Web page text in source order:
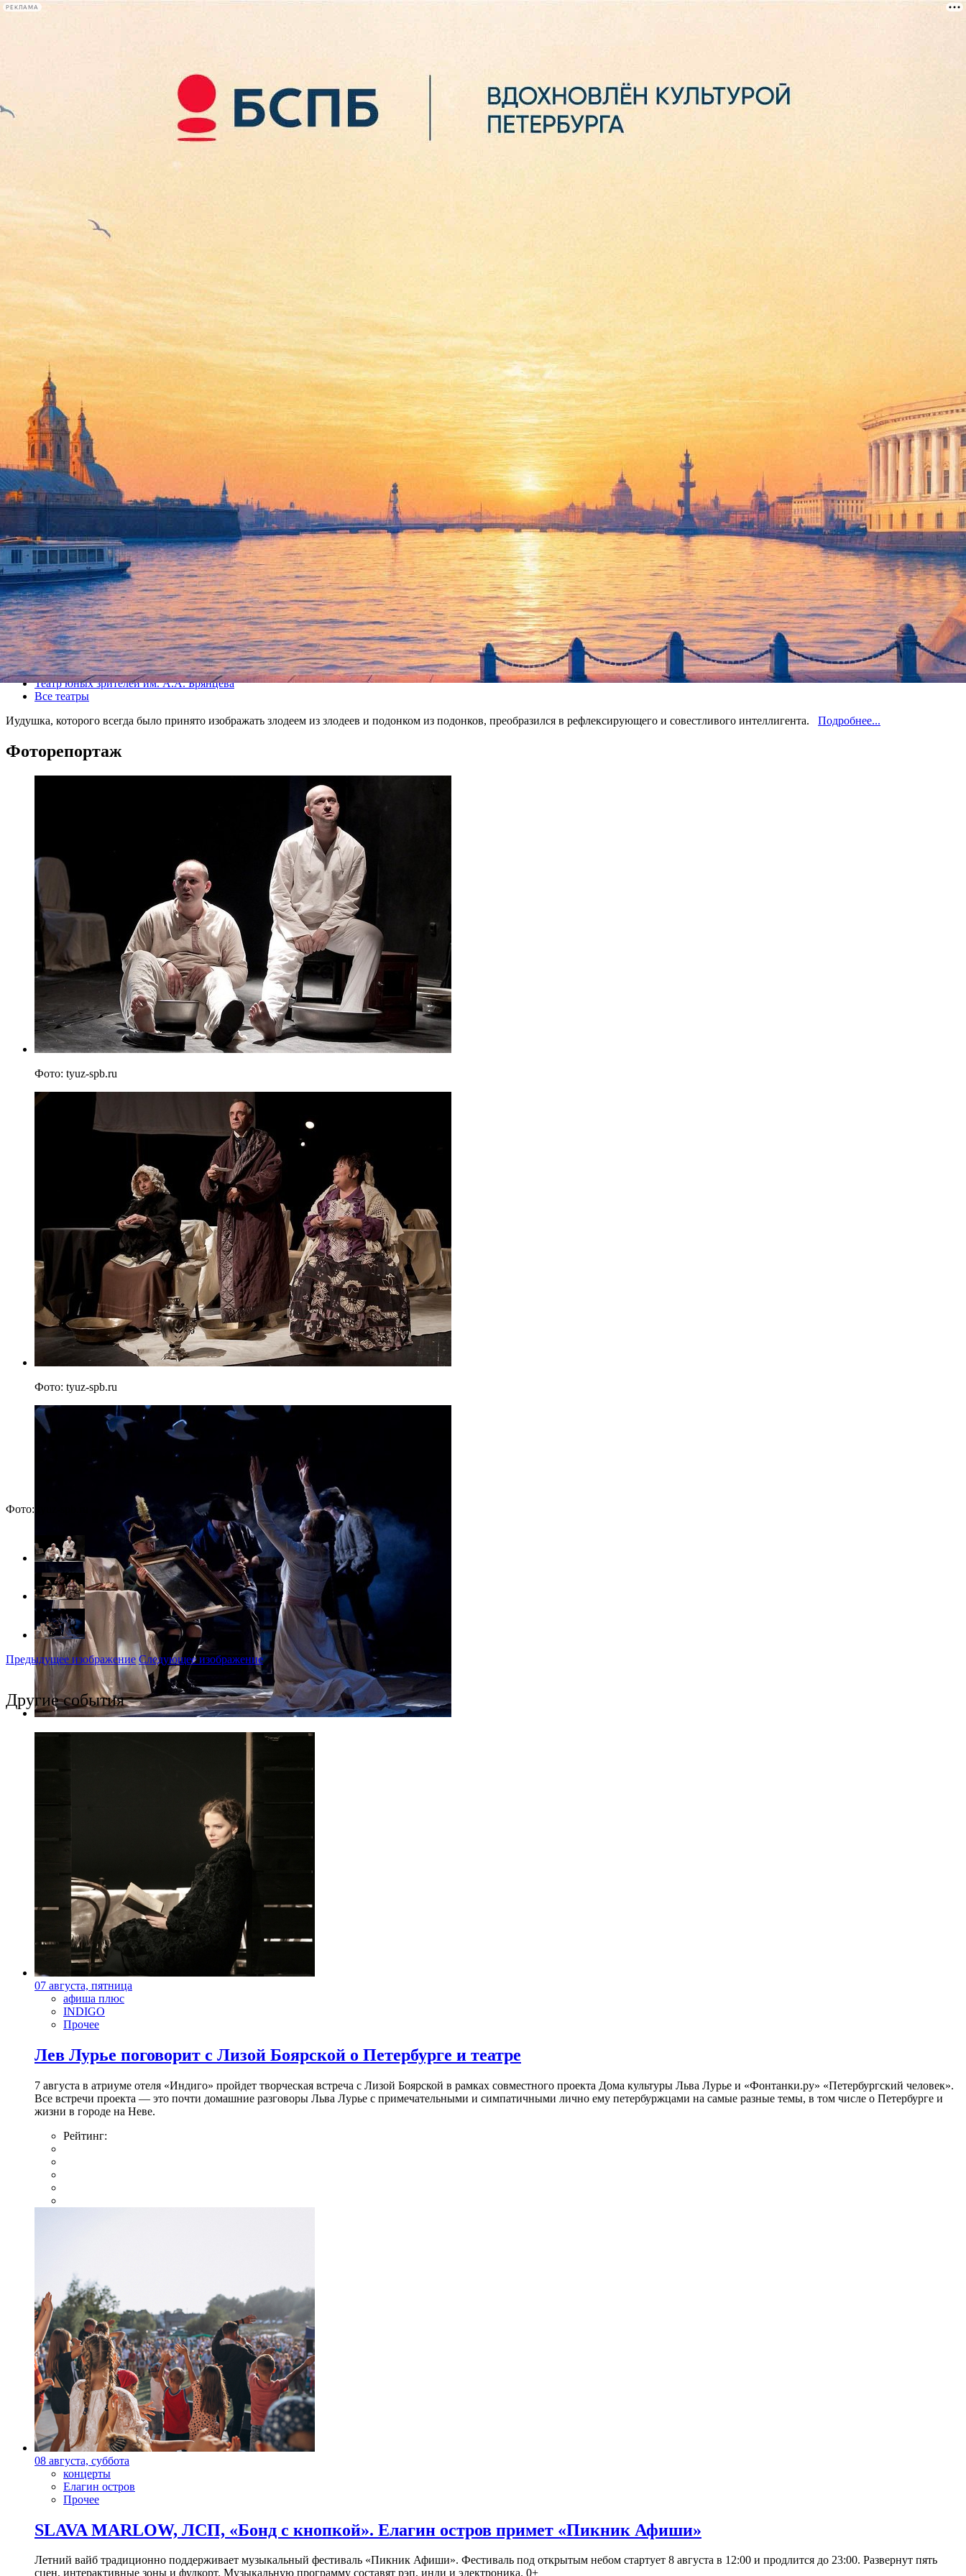
РЕКЛАМА
лекции
книги
Иудушка из Головлева
19 июня 2012, вторник,19.00
Версия для печати
Все спектакли
Театр юных зрителей им. А.А. Брянцева
Все театры
Иудушка, которого всегда было принято изображать злодеем из злодеев и подонком из подонков, преобразился в рефлексирующего и совестливого интеллигента. Подробнее...
Фоторепортаж
Фото: tyuz-spb.ru
Фото: tyuz-spb.ru
Фото: tyuz-spb.ru
Предыдущее изображение Следующее изображение
Другие события
07 августа, пятница
афиша плюс
INDIGO
Прочее
Лев Лурье поговорит с Лизой Боярской о Петербурге и театре
7 августа в атриуме отеля «Индиго» пройдет творческая встреча с Лизой Боярской в рамках совместного проекта Дома культуры Льва Лурье и «Фонтанки.ру» «Петербургский человек».
Все встречи проекта — это почти домашние разговоры Льва Лурье с примечательными и симпатичными лично ему петербуржцами на самые разные темы, в том числе о Петербурге и
жизни в городе на Неве.
Рейтинг:
08 августа, суббота
концерты
Елагин остров
Прочее
SLAVA MARLOW, ЛСП, «Бонд с кнопкой». Елагин остров примет «Пикник Афиши»
Летний вайб традиционно поддерживает музыкальный фестиваль «Пикник Афиши». Фестиваль под открытым небом стартует 8 августа в 12:00 и продлится до 23:00. Развернут пять
сцен, интерактивные зоны и фудкорт. Музыкальную программу составят рэп, инди и электроника. 0+